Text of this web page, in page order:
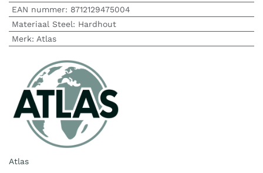
EAN nummer: 8712129475004
Materiaal Steel: Hardhout
Merk: Atlas
Atlas